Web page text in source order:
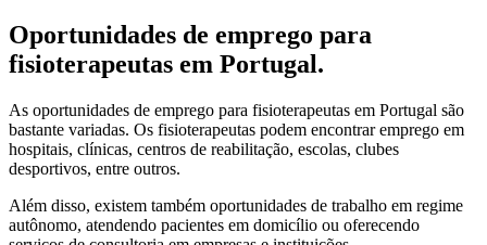
Oportunidades de emprego para
fisioterapeutas em Portugal.
As oportunidades de emprego para fisioterapeutas em Portugal são
bastante variadas. Os fisioterapeutas podem encontrar emprego em
hospitais, clínicas, centros de reabilitação, escolas, clubes
desportivos, entre outros.
Além disso, existem também oportunidades de trabalho em regime
autônomo, atendendo pacientes em domicílio ou oferecendo